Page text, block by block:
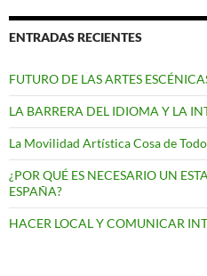
ENTRADAS RECIENTES
FUTURO DE LAS ARTES
LA BARRERA DEL IDIOMA Y LA
La Movilidad Artística Cosa de
¿POR QUÉ ES NECESARIO UN
ESPAÑA?
HACER LOCAL Y COMUNICAR